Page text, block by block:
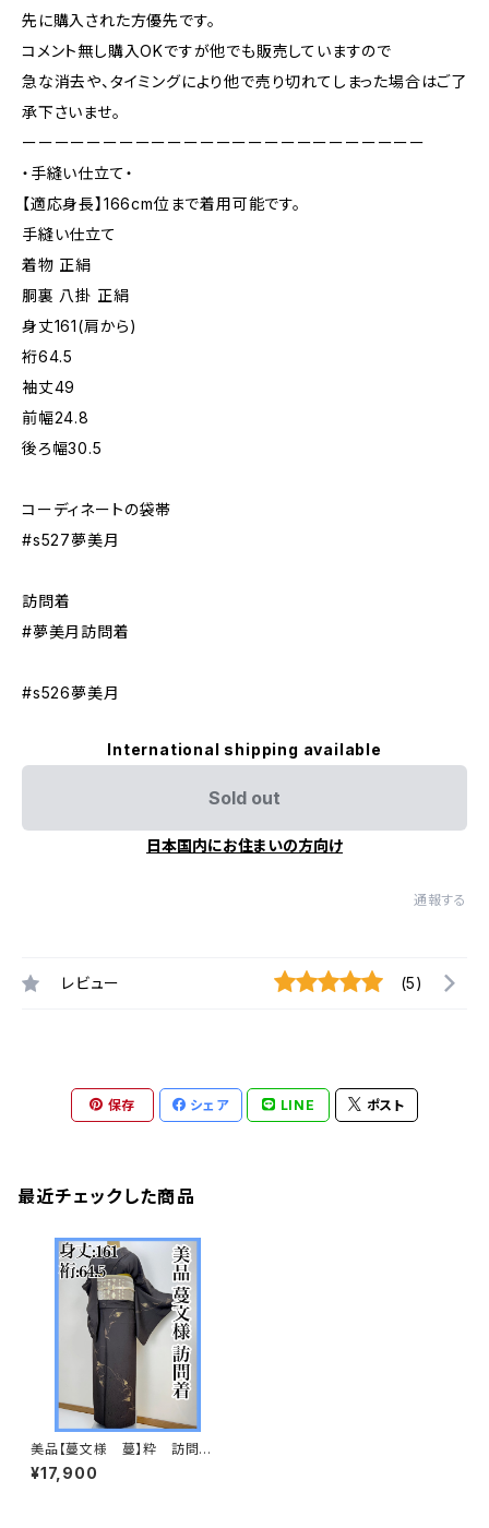
先に購入された方優先です。
コメント無し購入OKですが他でも販売していますので
急な消去や、タイミングにより他で売り切れてしまった場合はご了
承下さいませ。
ーーーーーーーーーーーーーーーーーーーーーーーーー
・手縫い仕立て・
【適応身長】166cm位まで着用可能です。
手縫い仕立て
着物 正絹
胴裏 八掛 正絹
身丈161(肩から)
裄64.5
袖丈49
前幅24.8
後ろ幅30.5
コーディネートの袋帯
#s527夢美月
訪問着
#夢美月訪問着
#s526夢美月
International shipping available
Sold out
日本国内にお住まいの方向け
通報する
レビュー (5)
保存 シェア LINE ポスト
最近チェックした商品
美品【蔓文様 蔓】粋 訪問着
正絹 袷 s526
¥17,900